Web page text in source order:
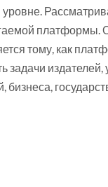
платформы.
тому, как
задачи издателей,
бизнеса,